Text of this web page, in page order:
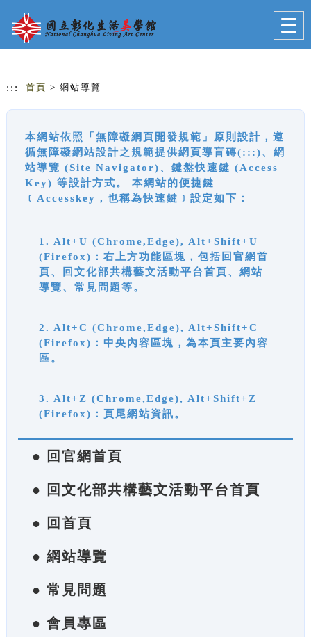
::: 首頁 > 網站導覽
本網站依照「無障礙網頁開發規範」原則設計，遵
循無障礙網站設計之規範提供網頁導盲磚(:::)、網
站導覽 (Site Navigator)、鍵盤快速鍵 (Access
Key) 等設計方式。 本網站的便捷鍵
﹝Accesskey，也稱為快速鍵﹞設定如下：
1. Alt+U (Chrome,Edge), Alt+Shift+U
(Firefox)：右上方功能區塊，包括回官網首
頁、回文化部共構藝文活動平台首頁、網站
導覽、常見問題等。
2. Alt+C (Chrome,Edge), Alt+Shift+C
(Firefox)：中央內容區塊，為本頁主要內容
區。
3. Alt+Z (Chrome,Edge), Alt+Shift+Z
(Firefox)：頁尾網站資訊。
● 回官網首頁
● 回文化部共構藝文活動平台首頁
● 回首頁
● 網站導覽
● 常見問題
● 會員專區